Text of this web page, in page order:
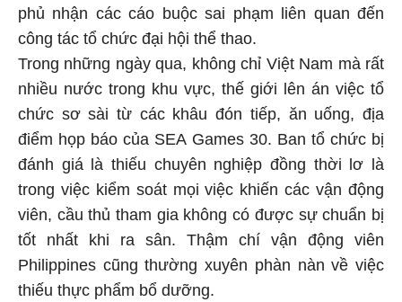
phủ nhận các cáo buộc sai phạm liên quan đến
công tác tổ chức đại hội thể thao.
Trong những ngày qua, không chỉ Việt Nam mà rất
nhiều nước trong khu vực, thế giới lên án việc tổ
chức sơ sài từ các khâu đón tiếp, ăn uống, địa
điểm họp báo của SEA Games 30. Ban tổ chức bị
đánh giá là thiếu chuyên nghiệp đồng thời lơ là
trong việc kiểm soát mọi việc khiến các vận động
viên, cầu thủ tham gia không có được sự chuẩn bị
tốt nhất khi ra sân. Thậm chí vận động viên
Philippines cũng thường xuyên phàn nàn về việc
thiếu thực phẩm bổ dưỡng.